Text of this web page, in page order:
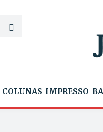
COLUNAS IMPRESSO